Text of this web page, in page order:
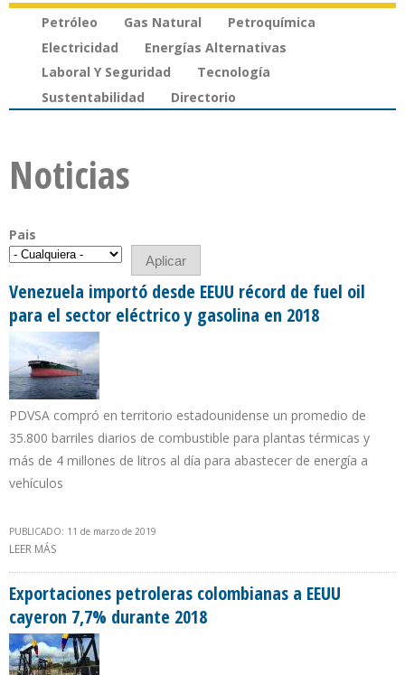
Petróleo Gas Natural
Petroquímica
Electricidad
Energías Alternativas
Laboral Y Seguridad
Tecnología
Sustentabilidad
Directorio
Noticias
Pais
Venezuela importó desde EEUU récord de fuel oil
para el sector eléctrico y gasolina en 2018
PDVSA compró en territorio estadounidense un promedio de
35.800 barriles diarios de combustible para plantas térmicas y
más de 4 millones de litros al día para abastecer de energía a
vehículos
PUBLICADO: 11 de marzo de 2019
LEER MÁS
Exportaciones petroleras colombianas a EEUU
cayeron 7,7% durante 2018